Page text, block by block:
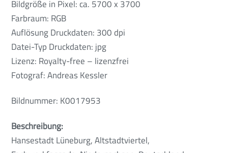
Bildgröße in Pixel: ca. 5700 x 3700
Farbraum: RGB
Auflösung Druckdaten: 300 dpi
Datei-Typ Druckdaten: jpg
Lizenz: Royalty-free – lizenzfrei
Fotograf: Andreas Kessler
Bildnummer: K0017953
Beschreibung:
Hansestadt Lüneburg, Altstadtviertel,